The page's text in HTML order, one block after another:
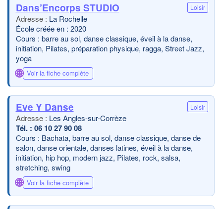
Dans’Encorps STUDIO Loisir
La Rochelle
École créée en : 2020
Cours : barre au sol, danse classique, éveil à la danse,
initiation, Pilates, préparation physique, ragga, Street Jazz,
yoga
🌐 Voir la fiche complète
Eve Y Danse Loisir
Les Angles-sur-Corrèze
06 10 27 90 08
Cours : Bachata, barre au sol, danse classique, danse de
salon, danse orientale, danses latines, éveil à la danse,
initiation, hip hop, modern jazz, Pilates, rock, salsa,
stretching, swing
🌐 Voir la fiche complète